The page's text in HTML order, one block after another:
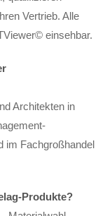
Vertrieb. Alle
einsehbar.
Architekten in
im Fachgroßhandel
Produkte?